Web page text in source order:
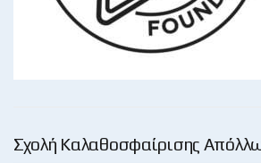
Σχολή Καλαθοσφαίρισης